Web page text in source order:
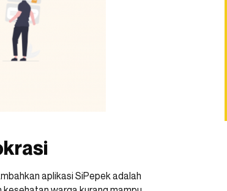
aplikasi SiPepek adalah